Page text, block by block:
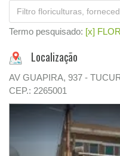
Termo pesquisado: [x]
Localização
AV GUAPIRA, 937 -
CEP.: 2265001
Previous